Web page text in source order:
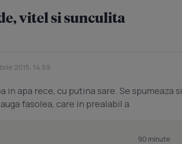
vitel si sunculita
2015, 14:59
in apa rece, cu putina sare. Se spumeaza si
fasolea, care in prealabil a
90 minute